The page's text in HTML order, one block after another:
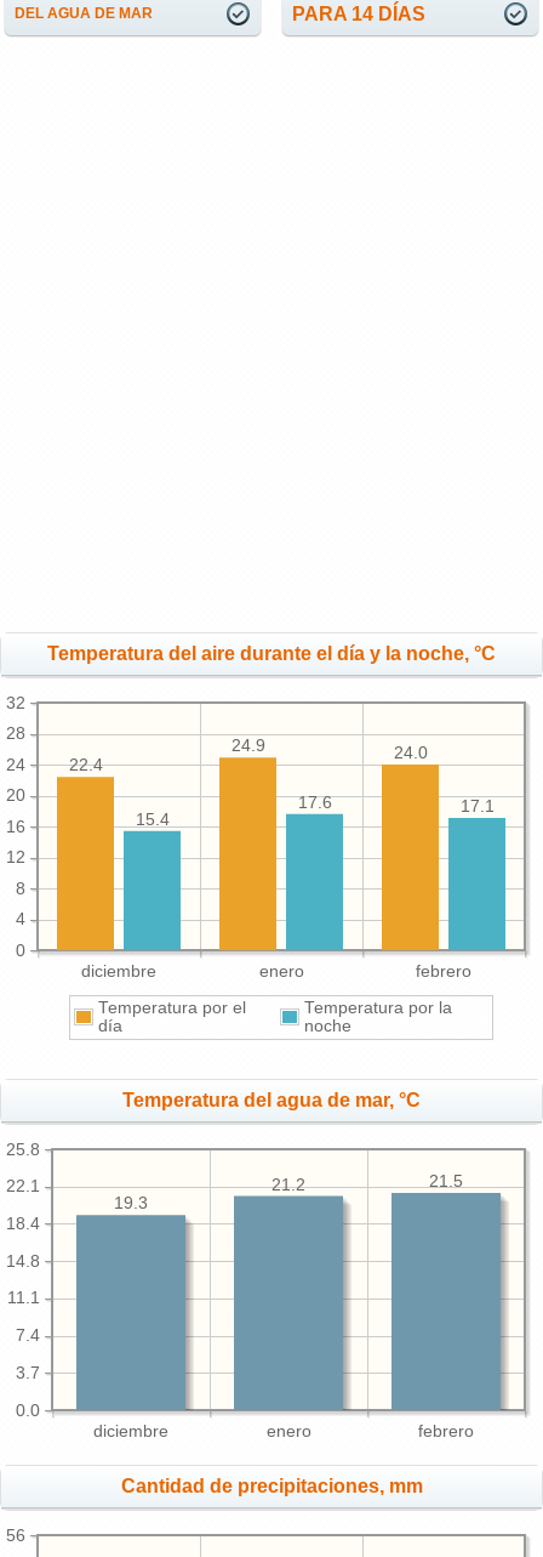
DEL AGUA DE MAR PARA 14 DÍAS
Temperatura del aire durante el día y la noche, °C
diciembre enero febrero
0
4
8
12
16
20
24
28
32
24.0
24.9
22.4
17.1
17.6
15.4
Temperatura por el
día
Temperatura por la
noche
Temperatura del agua de mar, °C
diciembre enero febrero
0.0
3.7
7.4
11.1
14.8
18.4
22.1
25.8
21.5
21.2
19.3
Cantidad de precipitaciones, mm
56